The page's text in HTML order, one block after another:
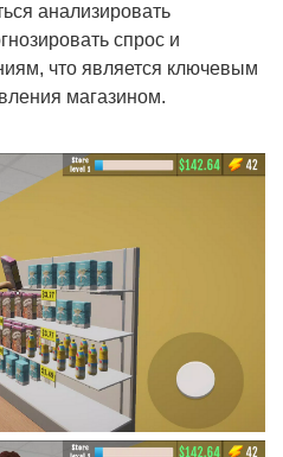
анализировать
спрос и
что является ключевым
магазином.